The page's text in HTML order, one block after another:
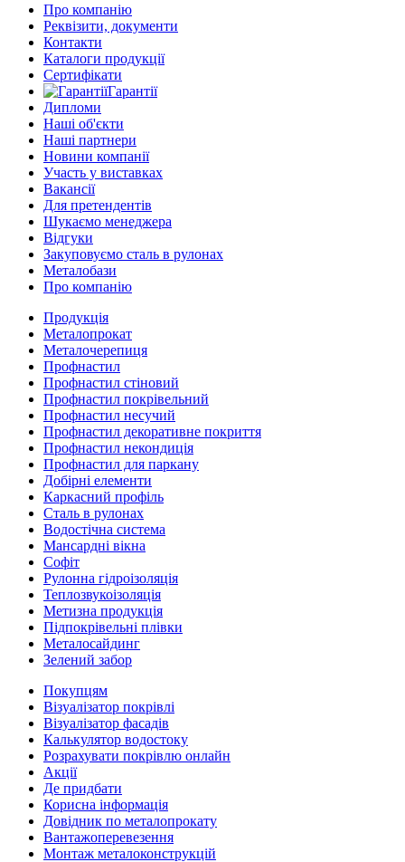
Про компанію
Реквізити, документи
Контакти
Каталоги продукції
Сертифікати
Гарантії
Дипломи
Наші об'єкти
Наші партнери
Новини компанії
Участь у виставках
Вакансії
Для претендентів
Шукаємо менеджера
Відгуки
Закуповуємо сталь в рулонах
Металобази
Про компанію
Продукція
Металопрокат
Металочерепиця
Профнастил
Профнастил стіновий
Профнастил покрівельний
Профнастил несучий
Профнастил декоративне покриття
Профнастил некондиція
Профнастил для паркану
Добірні елементи
Каркасний профіль
Сталь в рулонах
Водостічна система
Мансардні вікна
Софіт
Рулонна гідроізоляція
Теплозвукоізоляція
Метизна продукція
Підпокрівельні плівки
Металосайдинг
Зелений забор
Покупцям
Візуалізатор покрівлі
Візуалізатор фасадів
Калькулятор водостоку
Розрахувати покрівлю онлайн
Акції
Де придбати
Корисна інформація
Довідник по металопрокату
Вантажоперевезення
Монтаж металоконструкцій